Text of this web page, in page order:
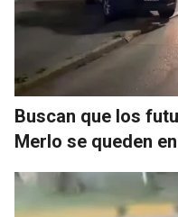
Buscan que los
Merlo se queden